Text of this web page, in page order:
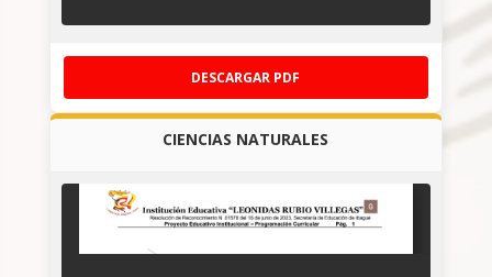
DESCARGAR PDF
CIENCIAS NATURALES